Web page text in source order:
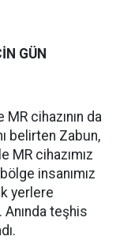
GÜN
cihazının da
belirten Zabun,
MR cihazımız
insanımız
yerlere
teşhis